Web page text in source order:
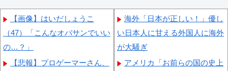
【画像】はいだしょうこ
（47）「こんなオバサンでいい
の…？」
【悲報】プロゲーマーさん、
海外「日本が正しい！」優し
い日本人に甘える外国人に海外
が大騒ぎ
アメリカ「お前らの国の史上